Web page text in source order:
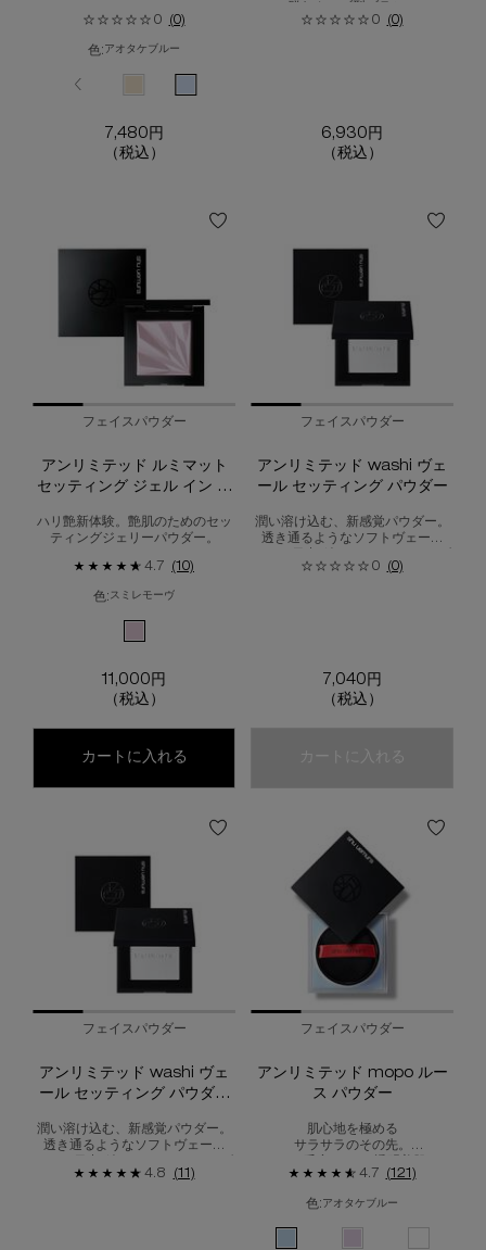
0
(0)
色: アオタケブルー
{1} の場合
選択済み
564 のカラー アンリミテッド セラム スムース パウダー、1/4
7,480円
（税込）
0
(0)
6,930円
（税込）
フェイスパウダー
アンリミテッド ルミマット
セッティング ジェル イン パ
ハリ艶新体験。艶肌のためのセッ
ティングジェリーパウダー。
4.7 (10)
色: スミレモーヴ
11,000円
（税込）
カートに入れる アンリミテッド ルミマット セッティング
フェイスパウダー
アンリミテッド washi ヴェ
ール セッティング パウダー
潤い溶け込む、新感覚パウダー。
透き通るようなソフトヴェール
リー肌へ。
0 (0)
7,040円
（税込）
カートに入れる
フェイスパウダー
アンリミテッド washi ヴェ
ール セッティング パウダー
潤い溶け込む、新感覚パウダー。
透き通るようなソフトヴェール
リー肌へ。
4.8 (11)
フェイスパウダー
アンリミテッド mopo ルー
ス パウダー
肌心地を極める
サラサラのその先。
*メイクアップ効果による
4.7 (121)
色: アオタケブルー
{1} の場合